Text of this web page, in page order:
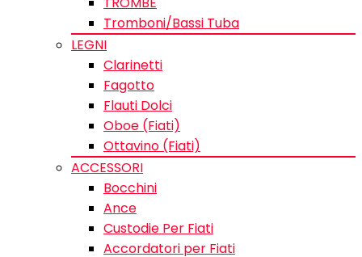
Tromboni/Bassi Tuba
LEGNI
Clarinetti
Fagotto
Flauti Dolci
Oboe (Fiati)
Ottavino (Fiati)
ACCESSORI
Bocchini
Ance
Custodie Per Fiati
Accordatori per Fiati